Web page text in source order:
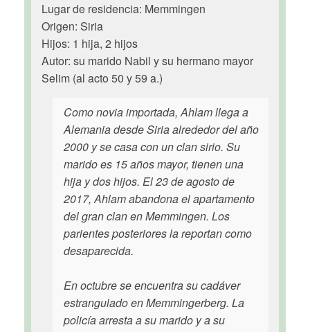
Lugar de residencia: Memmingen
Origen: Siria
Hijos: 1 hija, 2 hijos
Autor: su marido Nabil y su hermano mayor
Selim (al acto 50 y 59 a.)
Como novia importada, Ahlam llega a
Alemania desde Siria alrededor del año
2000 y se casa con un clan sirio. Su
marido es 15 años mayor, tienen una
hija y dos hijos. El 23 de agosto de
2017, Ahlam abandona el apartamento
del gran clan en Memmingen. Los
parientes posteriores la reportan como
desaparecida.
En octubre se encuentra su cadáver
estrangulado en Memmingerberg. La
policía arresta a su marido y a su